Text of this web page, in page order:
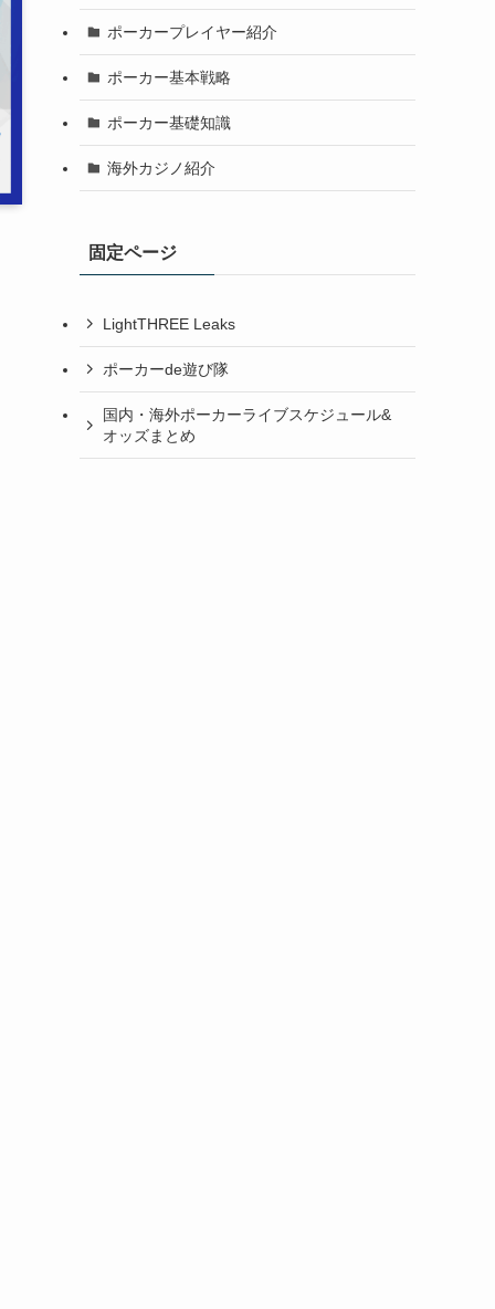
ポーカープレイヤー紹介
ポーカー基本戦略
ポーカー基礎知識
海外カジノ紹介
固定ページ
LightTHREE Leaks
ポーカーde遊び隊
国内・海外ポーカーライブスケジュール&
オッズまとめ